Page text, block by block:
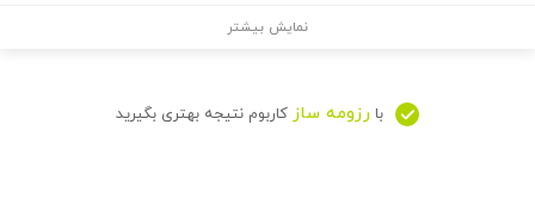
نمایش بیشتر
با رزومه ساز کاربوم نتیجه بهتری بگیرید